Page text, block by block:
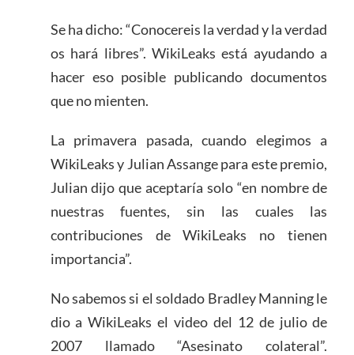
Se ha dicho: “Conocereis la verdad y la verdad
os hará libres”. WikiLeaks está ayudando a
hacer eso posible publicando documentos
que no mienten.
La primavera pasada, cuando elegimos a
WikiLeaks y Julian Assange para este premio,
Julian dijo que aceptaría solo “en nombre de
nuestras fuentes, sin las cuales las
contribuciones de WikiLeaks no tienen
importancia”.
No sabemos si el soldado Bradley Manning le
dio a WikiLeaks el video del 12 de julio de
2007 llamado “Asesinato colateral”.